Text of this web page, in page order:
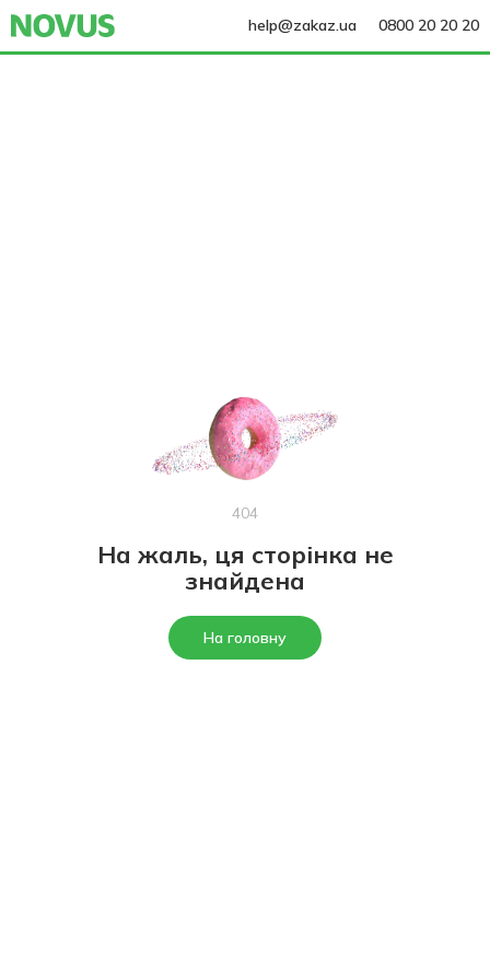
help@zakaz.ua 0800 20 20 20
404
На жаль, ця сторінка не
знайдена
На головну